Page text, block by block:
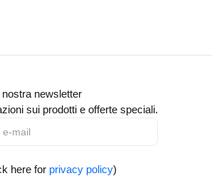
newsletter
sui prodotti e offerte speciali.
here for privacy policy)